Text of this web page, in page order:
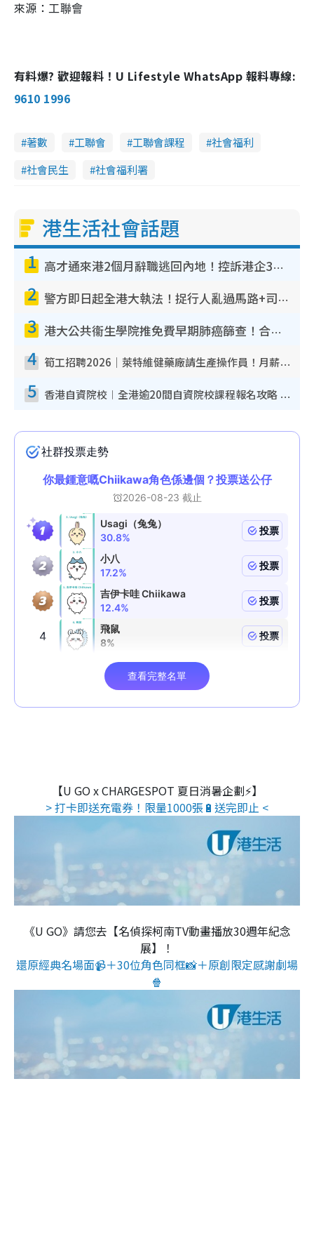
來源：工聯會
有料爆? 歡迎報料！U Lifestyle WhatsApp 報料專線:
9610 1996
著數 工聯會 工聯會課程
社會福利
社會民生
社會福利署
港生活社會話題
1 高才通來港2個月辭職逃回內地！控訴港企3宗罪 歎微管理極窒息
2 警方即日起全港大執法！捉行人亂過馬路+司機不專注駕駛！亂過馬路罰$2000
3 港大公共衞生學院推免費早期肺癌篩查！合資格人士將獲全額資助定期血液化驗／電腦斷層掃描／風險評估
4 筍工招聘2026｜萊特維健藥廠請生產操作員！月薪高達$1.7萬 冷氣廠房/五天工作/保證雙糧
5 香港自資院校︱全港逾20間自資院校課程報名攻略 留位費可退/申請日期/報名連結
【U GO x CHARGESPOT 夏日消暑企劃⚡】
> 打卡即送充電券！限量1000張🔋送完即止 <
《U GO》請您去【名偵探柯南TV動畫播放30週年紀念
展】！
還原經典名場面📹＋30位角色同框📸＋原創限定感謝劇場
🍿